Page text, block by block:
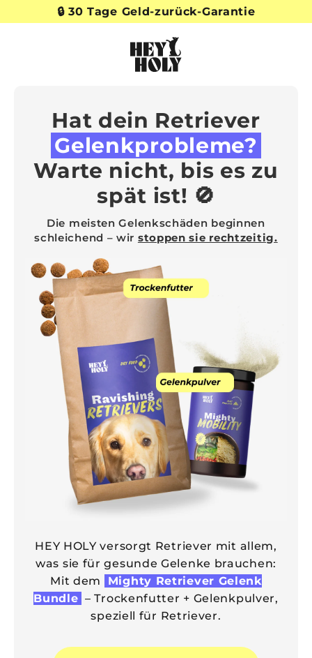
i
P
a
s
e
s
h
o
w
🔒 30 Tage Geld-zurück-Garantie
Hat dein Retriever
Gelenkprobleme?
Warte nicht, bis es zu
spät ist! 🚫
Die meisten Gelenkschäden beginnen
schleichend – wir stoppen sie rechtzeitig.
HEY HOLY versorgt Retriever mit allem,
was sie für gesunde Gelenke brauchen:
Mit dem
Mighty Retriever Gelenk
Bundle – Trockenfutter + Gelenkpulver,
speziell für Retriever.